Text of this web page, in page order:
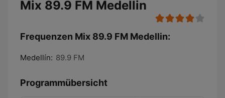
Mix 89.9 FM Medellin
Frequenzen Mix 89.9 FM Medellin:
Medellín: 89.9 FM
Programmübersicht